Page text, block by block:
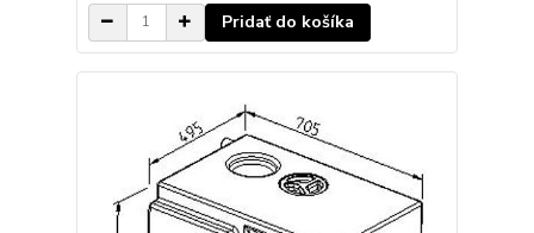
Pridať do košíka